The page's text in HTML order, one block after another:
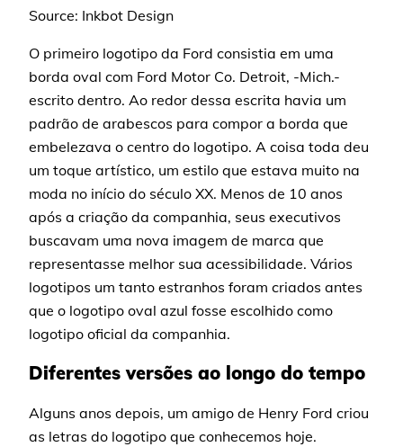
Source: Inkbot Design
O primeiro logotipo da Ford consistia em uma
borda oval com Ford Motor Co. Detroit, -Mich.-
escrito dentro. Ao redor dessa escrita havia um
padrão de arabescos para compor a borda que
embelezava o centro do logotipo. A coisa toda deu
um toque artístico, um estilo que estava muito na
moda no início do século XX. Menos de 10 anos
após a criação da companhia, seus executivos
buscavam uma nova imagem de marca que
representasse melhor sua acessibilidade. Vários
logotipos um tanto estranhos foram criados antes
que o logotipo oval azul fosse escolhido como
logotipo oficial da companhia.
Diferentes versões ao longo do tempo
Alguns anos depois, um amigo de Henry Ford criou
as letras do logotipo que conhecemos hoje.